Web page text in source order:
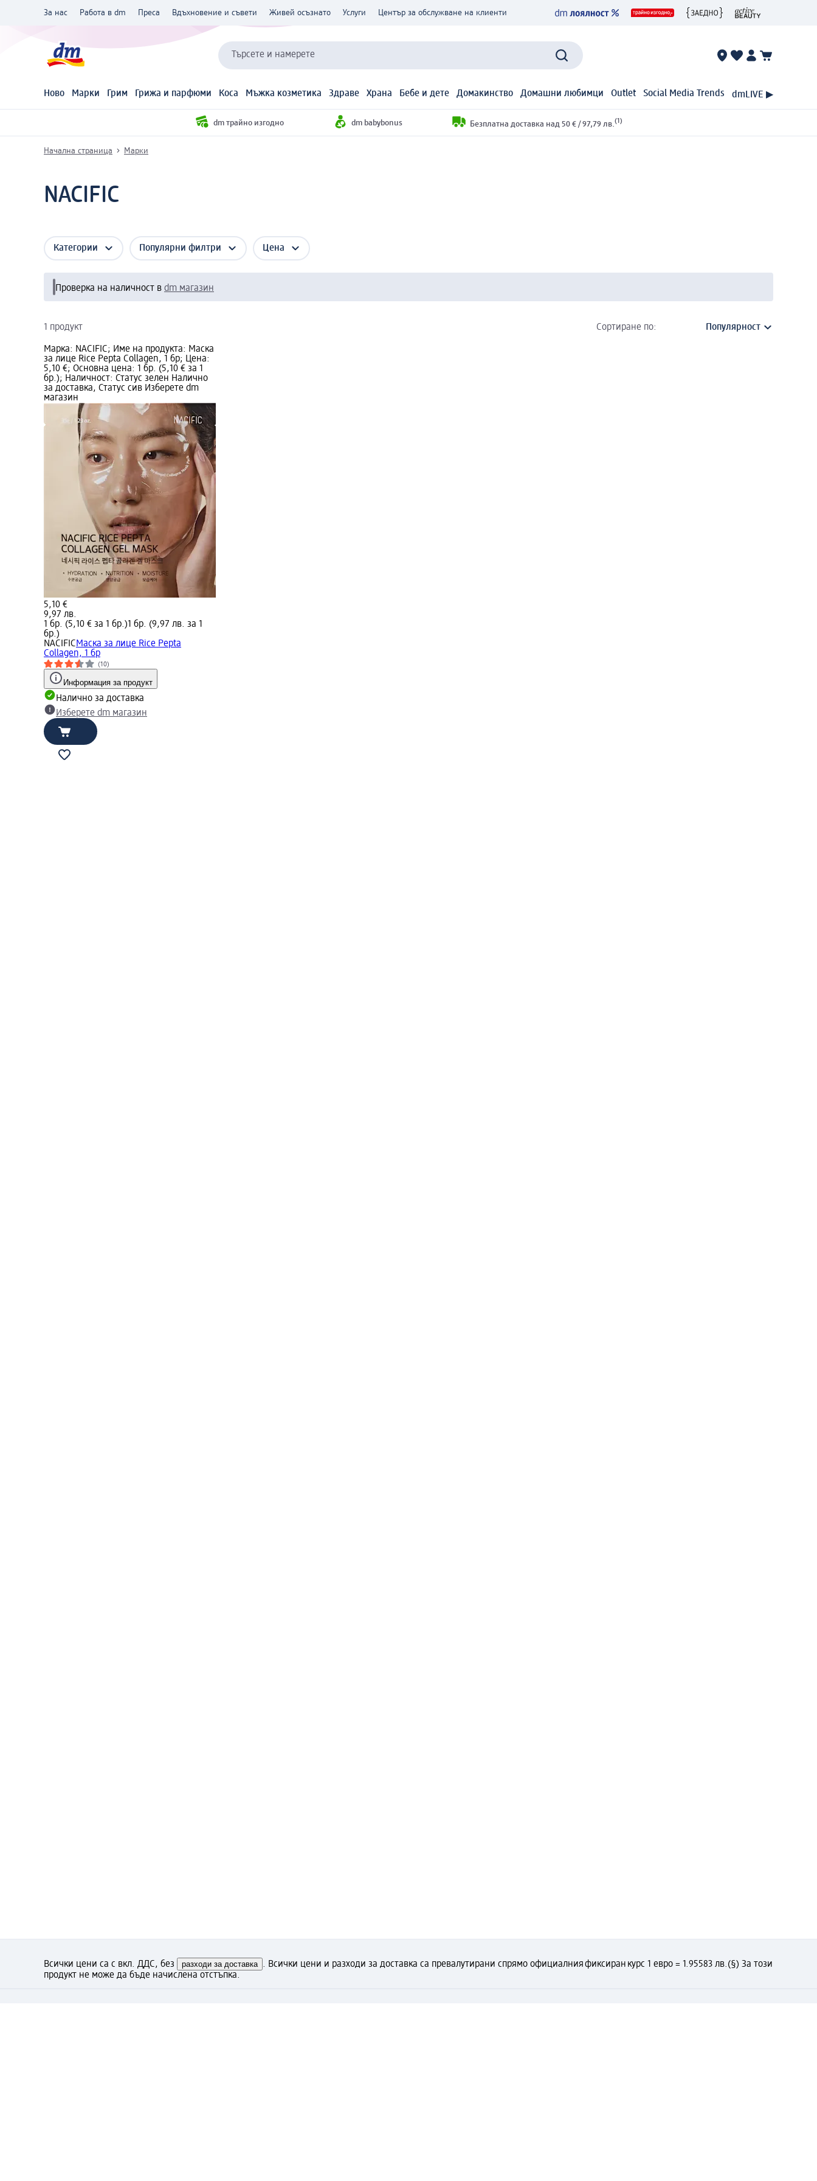
За нас Работа в dm Преса Вдъхновение и съвети Живей осъзнато Услуги Център за обслужване на клиенти
Търсете и намерете
Ново Марки Грим Грижа и парфюми Коса Мъжка козметика Здраве Храна Бебе и дете Домакинство Домашни любимци Outlet Social Media Trends dmLIVE ▶
dm трайно изгодно dm babybonus Безплатна доставка над 50 € / 97,79 лв. (1)
Начална страница Марки
NACIFIC
Категории Популярни филтри Цена
Проверка на наличност в dm магазин
1 продукт Сортиране по:
Марка: NACIFIC; Име на продукта: Маска
за лице Rice Pepta Collagen, 1 бр; Цена:
5,10 €; Основна цена: 1 бр. (5,10 € за 1
бр.); Наличност: Статус зелен Налично
за доставка, Статус сив Изберете dm
магазин
5,10 €
9,97 лв.
1 бр. (5,10 € за 1 бр.)1 бр. (9,97 лв. за 1
бр.)
NACIFICМаска за лице Rice Pepta
Collagen, 1 бр
(10)
Информация за продукт
Налично за доставка
Изберете dm магазин
Всички цени са с вкл. ДДС, без разходи за доставка . Всички цени и разходи за доставка са превалутирани спрямо официалния фиксиран курс 1 евро = 1.95583 лв.(§) За този
продукт не може да бъде начислена отстъпка.